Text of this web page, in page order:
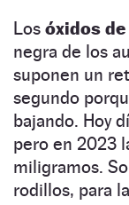
Los óxidos de
negra de los
suponen un
segundo
bajando. Hoy
pero en 2023
miligramos.
rodillos, para